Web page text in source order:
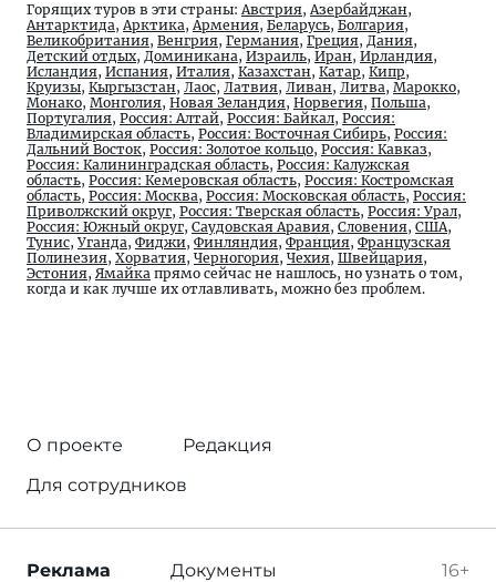
Горящих туров в эти страны: Австрия, Азербайджан,
Антарктида, Арктика, Армения, Беларусь, Болгария,
Великобритания, Венгрия, Германия, Греция, Дания,
Детский отдых, Доминикана, Израиль, Иран, Ирландия,
Исландия, Испания, Италия, Казахстан, Катар, Кипр,
Круизы, Кыргызстан, Лаос, Латвия, Ливан, Литва, Марокко,
Монако, Монголия, Новая Зеландия, Норвегия, Польша,
Португалия, Россия: Алтай, Россия: Байкал, Россия:
Владимирская область, Россия: Восточная Сибирь, Россия:
Дальний Восток, Россия: Золотое кольцо, Россия: Кавказ,
Россия: Калининградская область, Россия: Калужская
область, Россия: Кемеровская область, Россия: Костромская
область, Россия: Москва, Россия: Московская область, Россия:
Приволжский округ, Россия: Тверская область, Россия: Урал,
Россия: Южный округ, Саудовская Аравия, Словения, США,
Тунис, Уганда, Фиджи, Финляндия, Франция, Французская
Полинезия, Хорватия, Черногория, Чехия, Швейцария,
Эстония, Ямайка прямо сейчас не нашлось, но узнать о том,
когда и как лучше их отлавливать, можно без проблем.
О проекте
Редакция
Для сотрудников
16+
Реклама Документы